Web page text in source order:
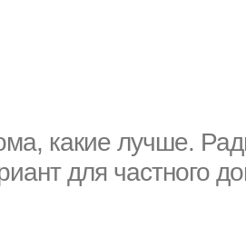
какие лучше.
для частного